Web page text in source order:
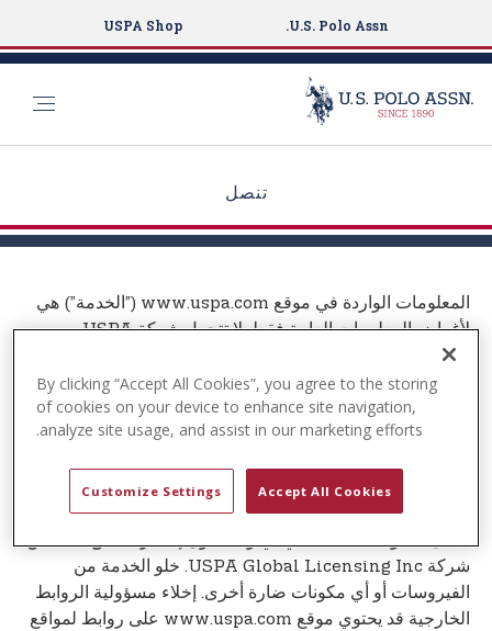
p
U.S. Polo Assn.
USPA Shop
تنصل
المعلومات الواردة في موقع www.uspa.com (”الخدمة”) هي
لأغراض المعلومات العامة فقط. لا تتحمل شركة USPA
في محتويات الخدمة. لن تتحمل شركة USPA Global
Licensing Inc.، بأي حال من الأحوال، مسؤولية أي أضرار
خاصة أو مباشرة أو غير مباشرة أو تبعية أو عرضية أو أي أضرار
ناشئة عن أو متعلقة باستخدام الخدمة أو محتوياتها. تحتفظ شركة
USPA Global Licensing Inc. بالحق في إضافة أو حذف أو
شركة USPA Global Licensing Inc. خلو الخدمة من
الفيروسات أو أي مكونات ضارة أخرى. إخلاء مسؤولية الروابط
الخارجية قد يحتوي موقع www.uspa.com على روابط لمواقع
By clicking “Accept All Cookies”, you agree to the storing
of cookies on your device to enhance site navigation,
analyze site usage, and assist in our marketing efforts.
Customize Settings Accept All Cookies